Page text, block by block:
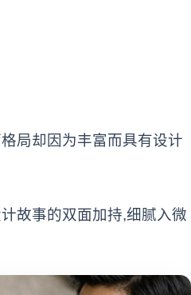
局却因为丰富而具有设计
故事的双面加持,细腻入微